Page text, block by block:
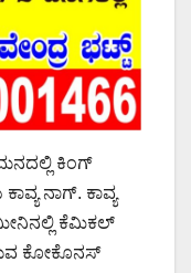
ಕಿಂಗ್
ನಾಗ್. ಕಾವ್ಯ
ಕೆಮಿಕಲ್
ಕೋಕೊನಸ್